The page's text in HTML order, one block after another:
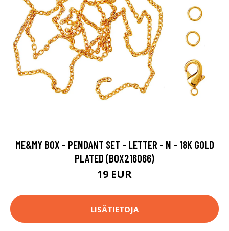
ME&MY BOX - PENDANT SET - LETTER - N - 18K GOLD
PLATED (BOX216066)
19 EUR
LISÄTIETOJA